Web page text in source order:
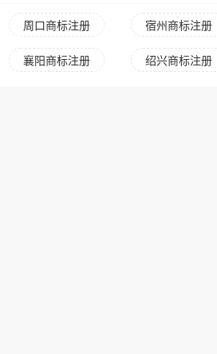
周口商标注册 宿州商标注册
襄阳商标注册 绍兴商标注册